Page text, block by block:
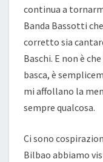
continua a
Banda Bassotti
corretto sia
Baschi. E non è
basca, è
mi affollano la
sempre qualcosa.
Ci sono
Bilbao abbiamo